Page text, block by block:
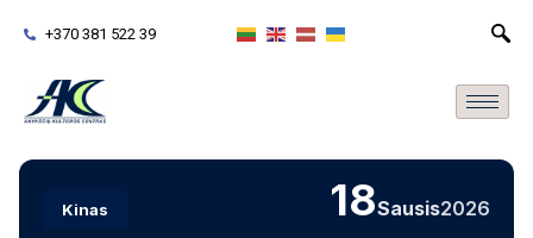
+370 381 522 39
Kinas 18Sausis2026